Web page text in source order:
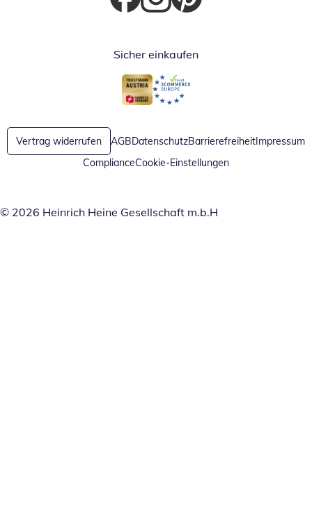
Öffnet in neuem Fenster
Öffnet in neuem Fenster
Öffnet in neuem Fenster
Sicher einkaufen
Öffnet in neuem Fenster
Öffnet in neuem Fenster
Vertrag widerrufen AGBDatenschutzBarrierefreiheitImpressum
ComplianceCookie-Einstellungen
© 2026 Heinrich Heine Gesellschaft m.b.H